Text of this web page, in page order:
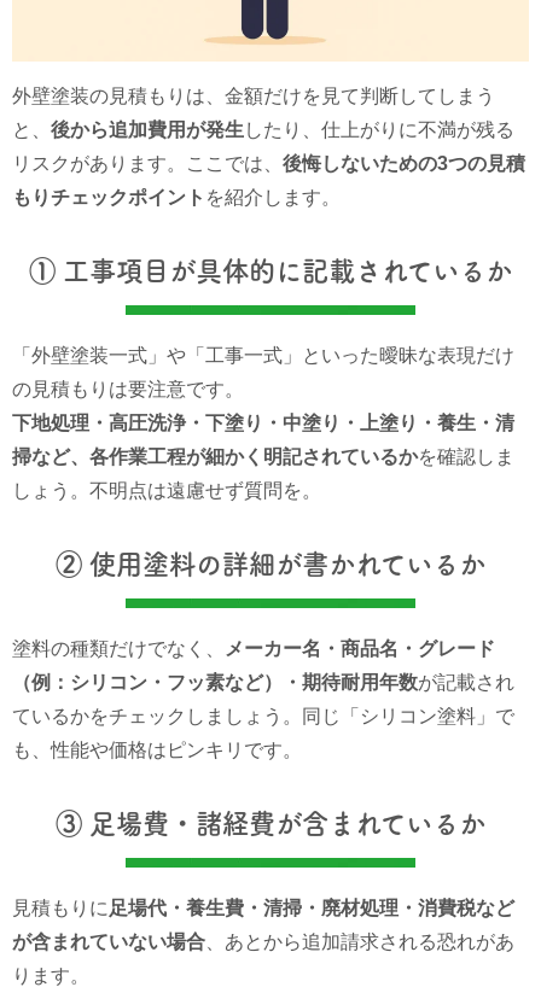
外壁塗装の見積もりは、金額だけを見て判断してしまう
と、 後から追加費用が発生 したり、仕上がりに不満が残る
リスクがあります。ここでは、 後悔しないための3つの見積
もりチェックポイント を紹介します。
① 工事項目が具体的に記載されているか
「外壁塗装一式」や「工事一式」といった曖昧な表現だけ
の見積もりは要注意です。
下地処理・高圧洗浄・下塗り・中塗り・上塗り・養生・清
掃など、各作業工程が細かく明記されているかを確認しま
しょう。不明点は遠慮せず質問を。
② 使用塗料の詳細が書かれているか
塗料の種類だけでなく、
メーカー名・商品名・グレード
（例：シリコン・フッ素など）・期待耐用年数が記載され
ているかをチェックしましょう。同じ「シリコン塗料」で
も、性能や価格はピンキリです。
③ 足場費・諸経費が含まれているか
見積もりに 足場代・養生費・清掃・廃材処理・消費税など
が含まれていない場合 、あとから追加請求される恐れがあ
ります。